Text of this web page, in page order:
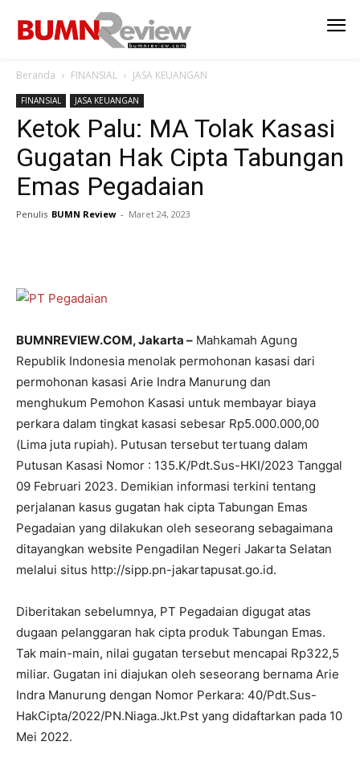
Beranda FINANSIAL JASA KEUANGAN
FINANSIAL JASA KEUANGAN
Ketok Palu: MA Tolak Kasasi
Gugatan Hak Cipta Tabungan
Emas Pegadaian
Penulis BUMN Review - Maret 24, 2023
BUMNREVIEW.COM, Jakarta – Mahkamah Agung
Republik Indonesia menolak permohonan kasasi dari
permohonan kasasi Arie Indra Manurung dan
menghukum Pemohon Kasasi untuk membayar biaya
perkara dalam tingkat kasasi sebesar Rp5.000.000,00
(Lima juta rupiah). Putusan tersebut tertuang dalam
Putusan Kasasi Nomor : 135.K/Pdt.Sus-HKI/2023 Tanggal
09 Februari 2023. Demikian informasi terkini tentang
perjalanan kasus gugatan hak cipta Tabungan Emas
Pegadaian yang dilakukan oleh seseorang sebagaimana
ditayangkan website Pengadilan Negeri Jakarta Selatan
melalui situs http://sipp.pn-jakartapusat.go.id.
Diberitakan sebelumnya, PT Pegadaian digugat atas
dugaan pelanggaran hak cipta produk Tabungan Emas.
Tak main-main, nilai gugatan tersebut mencapai Rp322,5
miliar. Gugatan ini diajukan oleh seseorang bernama Arie
Indra Manurung dengan Nomor Perkara: 40/Pdt.Sus-
HakCipta/2022/PN.Niaga.Jkt.Pst yang didaftarkan pada 10
Mei 2022.